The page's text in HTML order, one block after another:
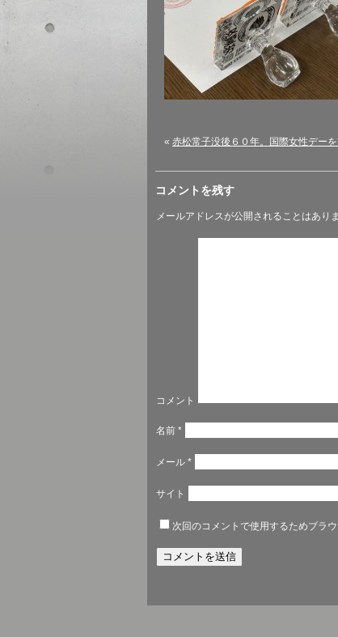
«赤松常子没後６０年。国際女性デー
コメントを残す
メールアドレスが公開されることはあり
コメント
名前*
メール*
サイト
次回のコメントで使用するためブラ